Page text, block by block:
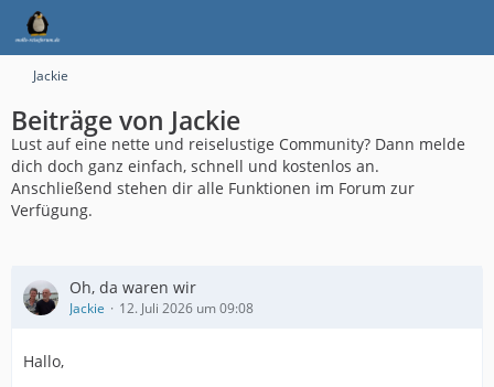
Jackie
Beiträge von Jackie
Lust auf eine nette und reiselustige Community? Dann melde
dich doch ganz einfach, schnell und kostenlos an.
Anschließend stehen dir alle Funktionen im Forum zur
Verfügung.
Oh, da waren wir
Jackie 12. Juli 2026 um 09:08
Hallo,